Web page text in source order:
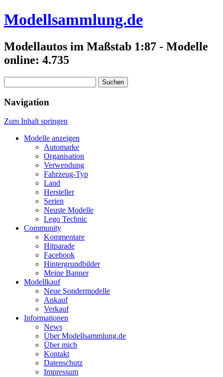
Modellsammlung.de
Modellautos im Maßstab 1:87 - Modelle
online: 4.735
nach:
Navigation
Zum Inhalt springen
Modelle anzeigen
Automarke
Organisation
Verwendung
Fahrzeug-Typ
Land
Hersteller
Serien
Neuste Modelle
Lego Technic
Community
Kommentare
Hitparade
Facebook
Hintergrundbilder
Meine Banner
Modellkauf
Neue Sondermodelle
Ankauf
Verkauf
Informationen
News
Über Modellsammlung.de
Über mich
Kontakt
Datenschutz
Impressum